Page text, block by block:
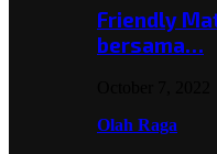
Friendly
bersama…
Olah Raga